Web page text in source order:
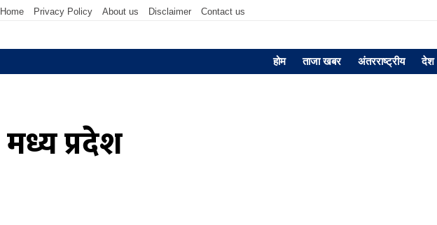
Home Privacy Policy About us Disclaimer Contact us
होम ताजा खबर अंतरराष्ट्रीय देश
मध्य प्रदेश